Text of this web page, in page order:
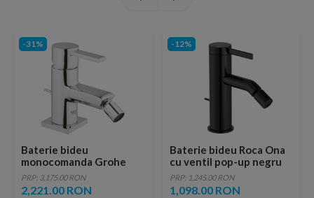
-31%
Baterie bideu
monocomanda Grohe
Allure crom lucios
PRP: 3,175.00 RON
2,221.00 RON
-12%
Baterie bideu Roca Ona
cu ventil pop-up negru
lucios
PRP: 1,245.00 RON
1,098.00 RON